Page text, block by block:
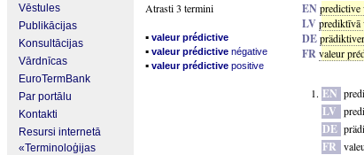
Vēstules
Publikācijas
Konsultācijas
Vārdnīcas
EuroTermBank
Par portālu
Kontakti
Resursi internetā
«Terminoloģijas
Atrasti 3 termini
▪ valeur prédictive
▪ valeur prédictive négative
▪ valeur prédictive positive
ENpredictive
LVprediktīvā
DE
FRvaleur
EN
LV
DE
FR